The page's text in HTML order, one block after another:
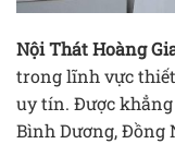
Nội Thát Hoàng
trong lĩnh vực
uy tín. Được
Bình Dương, Đồng